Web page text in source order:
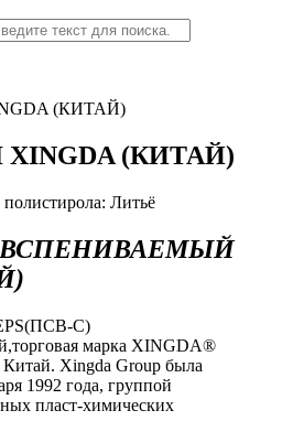
(КИТАЙ)
(КИТАЙ)
Литьё
С)
марка XINGDA®
Китай. Xingda Group была
1992 года, группой
пласт-химических